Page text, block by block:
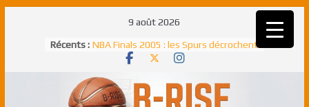
9 août 2026
Récents : NBA Finals 2005 : les Spurs décrochent
un troisième titre NBA, la rude bataille
NBA Finals 2021 : les Bucks et Giannis
Antetokounmpo triomphent, le Greek